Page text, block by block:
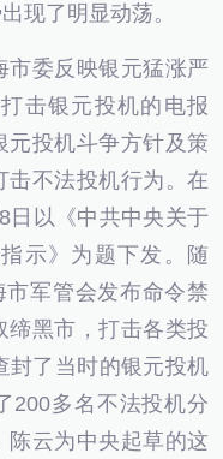
现了明显动荡。
委反映银元猛涨严
击银元投机的电报
元投机斗争方针及策
击不法投机行为。在
日以《中共中央关于
示》为题下发。随
市军管会发布命令禁
缔黑市，打击各类投
封了当时的银元投机
多名不法投机分
陈云为中央起草的这